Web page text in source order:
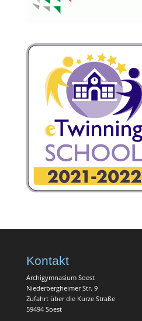
Kontakt
Archigymnasium Soest
Niederbergheimer Str. 9
Zufahrt über die Kurze Straße
59494 Soest